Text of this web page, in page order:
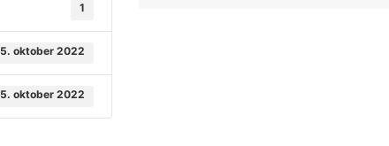
1
5. oktober 2022
5. oktober 2022